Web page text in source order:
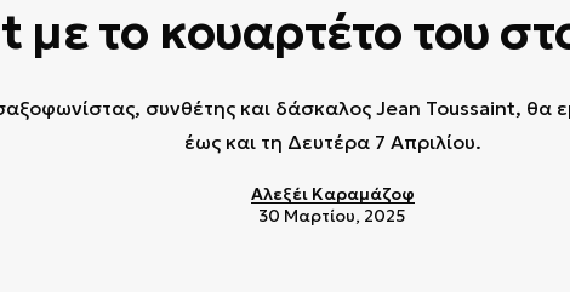
το κουαρτέτο του
συνθέτης και δάσκαλος Jean Toussaint, θα
έως και τη Δευτέρα 7 Απριλίου.
Αλεξέι Καραμάζοφ
30 Μαρτίου, 2025